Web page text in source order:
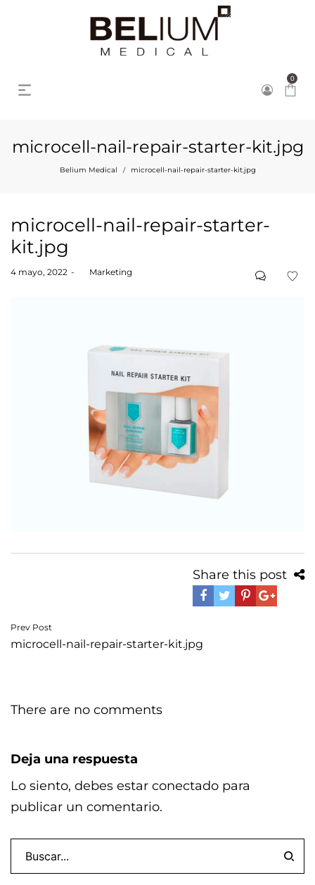
0
microcell-nail-repair-starter-kit.jpg
Belium Medical / microcell-nail-repair-starter-kit.jpg
microcell-nail-repair-starter-
kit.jpg
Posted
4 mayo, 2022 Marketing
Share this post
Navegación
de
Prev Post
microcell-nail-repair-starter-kit.jpg
There are no comments
Deja una respuesta
Lo siento, debes estar conectado para
publicar un comentario.